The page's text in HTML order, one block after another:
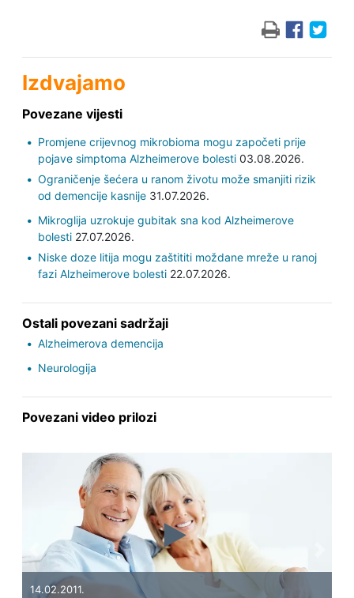
Izdvajamo
Povezane vijesti
Promjene crijevnog mikrobioma mogu započeti prije
pojave simptoma Alzheimerove bolesti03.08.2026.
Ograničenje šećera u ranom životu može smanjiti rizik
od demencije kasnije31.07.2026.
Mikroglija uzrokuje gubitak sna kod Alzheimerove
bolesti27.07.2026.
Niske doze litija mogu zaštititi moždane mreže u ranoj
fazi Alzheimerove bolesti22.07.2026.
Ostali povezani sadržaji
Alzheimerova demencija
Neurologija
Povezani video prilozi
14.02.2011.
Previous